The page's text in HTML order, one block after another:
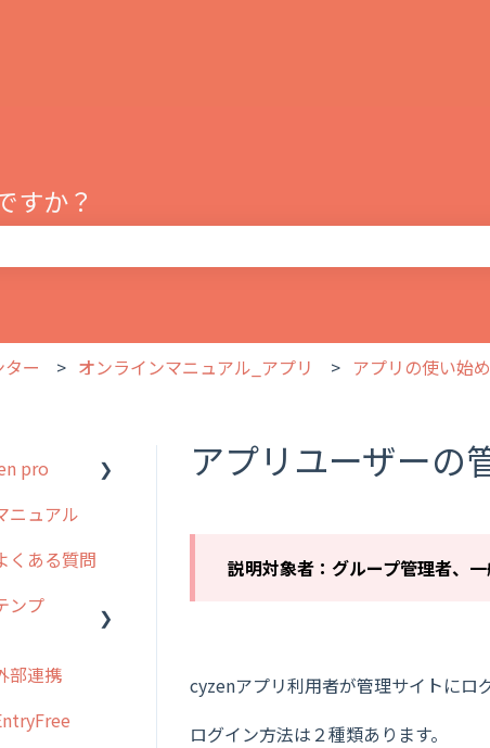
すか？
ー オンラインマニュアル_アプリ アプリの使い始め
アプリユーザーの
説明対象者：グループ管理者、
cyzenアプリ利用者が管理サイトにロ
ログイン方法は２種類あります。
pro
？
ル
置情報取得
ニュアル
くある質問
ンプ
部連携